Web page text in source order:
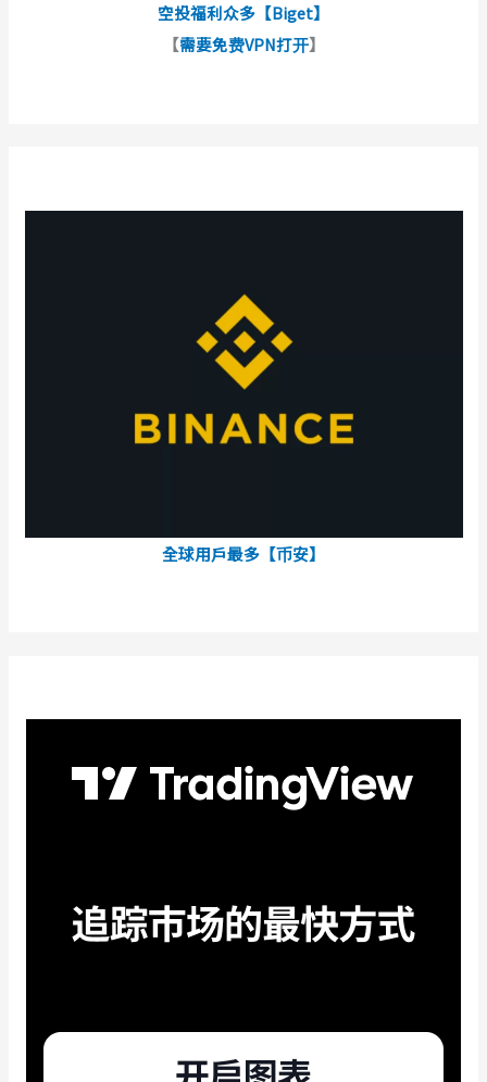
空投福利众多【Biget】
【需要免费VPN打开】
全球用戶最多【币安】